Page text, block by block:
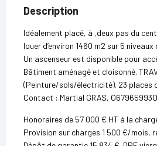
Description
Idéalement placé, à ,deux pas du
louer d’environ 1460 m2 sur 5
Un ascenseur est disponible pour
Bâtiment aménagé et cloisonné.
(Peinture/sols/électricité). 23 places
Contact : Martial GRAS,
Honoraires de 57 000 € HT à la
Provision sur charges 1 500 €/mois,